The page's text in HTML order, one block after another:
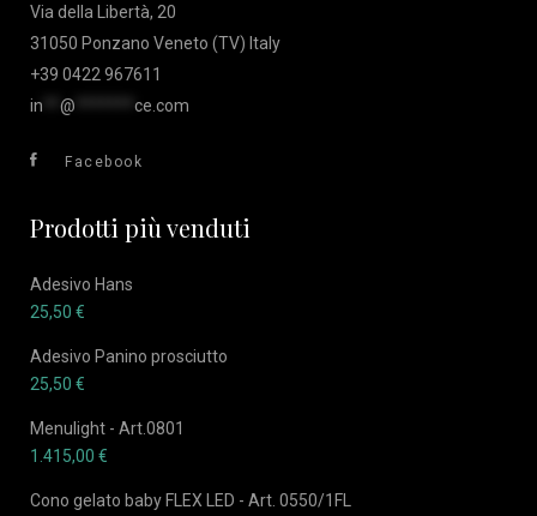
Via della Libertà, 20
31050 Ponzano Veneto (TV) Italy
+39 0422 967611
in
@ ce.com
Facebook
Prodotti più venduti
Adesivo Hans
25,50 €
Adesivo Panino prosciutto
25,50 €
Menulight - Art.0801
1.415,00 €
Cono gelato baby FLEX LED - Art. 0550/1FL